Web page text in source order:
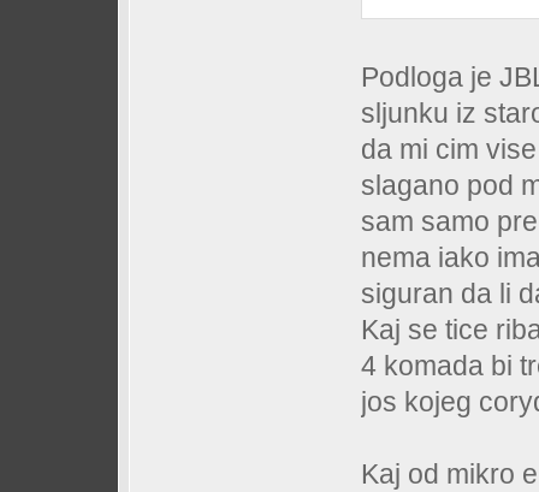
Podloga je
sljunku iz
da mi cim
slagano pod
sam samo
nema iako
siguran da li
Kaj se tice
4 komada bi
jos kojeg
Kaj od mikro